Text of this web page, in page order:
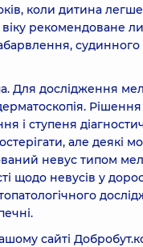
коли дитина
віку рекомендоване
Для дослідження
і ступеня
але деякі
невус типом
щодо невусів у
сайті